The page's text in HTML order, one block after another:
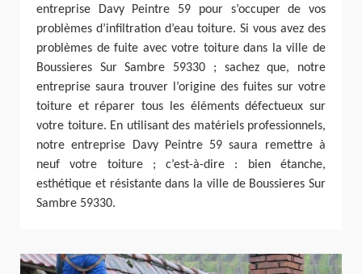
entreprise Davy Peintre 59 pour s’occuper de vos
problèmes d’infiltration d’eau toiture. Si vous avez des
problèmes de fuite avec votre toiture dans la ville de
Boussieres Sur Sambre 59330 ; sachez que, notre
entreprise saura trouver l’origine des fuites sur votre
toiture et réparer tous les éléments défectueux sur
votre toiture. En utilisant des matériels professionnels,
notre entreprise Davy Peintre 59 saura remettre à
neuf votre toiture ; c’est-à-dire : bien étanche,
esthétique et résistante dans la ville de Boussieres Sur
Sambre 59330.